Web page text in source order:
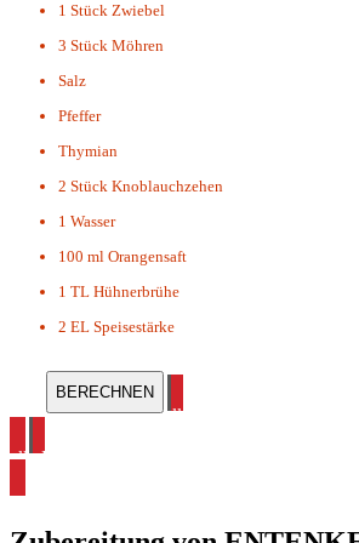
1 Stück Zwiebel
3 Stück Möhren
Salz
Pfeffer
Thymian
2 Stück Knoblauchzehen
1 Wasser
100 ml Orangensaft
1 TL Hühnerbrühe
2 EL Speisestärke
alle Ente Rezepte ansehen
alle Römertopf Rezepte ansehen